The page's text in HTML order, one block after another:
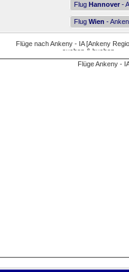
Flug Hannover -
Flug Wien -